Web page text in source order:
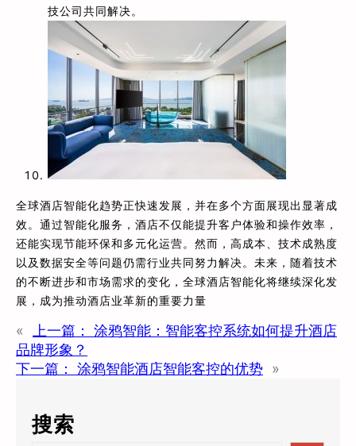
技公司共同解决。
全球酒店智能化趋势正快速发展，并在多个方面展现出显著成
效。通过智能化服务，酒店不仅能提升客户体验和操作效率，
还能实现节能环保和多元化运营。然而，高成本、技术成熟度
以及数据安全等问题仍需行业共同努力解决。未来，随着技术
的不断进步和市场需求的变化，全球酒店智能化将继续深化发
展，成为推动酒店业革新的重要力量
« 上一篇：
涂鸦智能：智能客控系统如何提升酒店
品牌形象？
下一篇：
涂鸦智能酒店智能客控的优势 »
搜索